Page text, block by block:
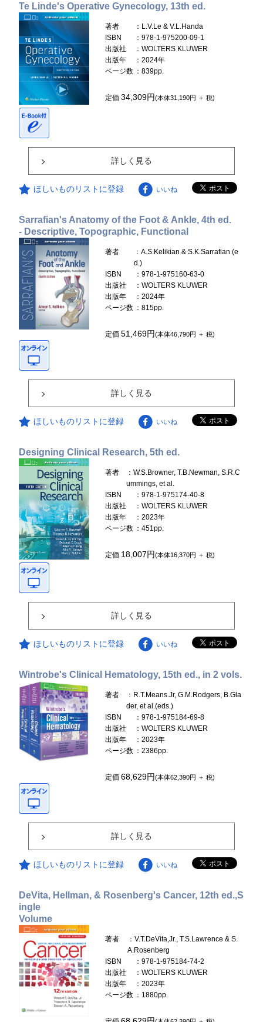
Te Linde's Operative Gynecology, 13th ed.
著者
：L.V.Le & V.L.Handa
ISBN
：978-1-975200-09-1
出版社
：WOLTERS KLUWER
出版年
：2024年
ページ数 ：839pp.
定価34,309円(本体31,190円 ＋ 税)
詳しく見る
ほしいものリストに登録 いいね
Sarrafian's Anatomy of the Foot & Ankle, 4th ed.
- Descriptive, Topographic, Functional
著者
：A.S.Kelikian & S.K.Sarrafian (e
d.)
ISBN
：978-1-975160-63-0
出版社
：WOLTERS KLUWER
出版年
：2024年
ページ数 ：815pp.
定価51,469円(本体46,790円 ＋ 税)
詳しく見る
ほしいものリストに登録 いいね
Designing Clinical Research, 5th ed.
著者
：W.S.Browner, T.B.Newman, S.R.C
ummings, et al.
ISBN
：978-1-975174-40-8
出版社
：WOLTERS KLUWER
出版年
：2023年
ページ数 ：451pp.
定価 18,007円(本体16,370円 ＋ 税)
詳しく見る
ほしいものリストに登録 いいね
Wintrobe's Clinical Hematology, 15th ed., in 2 vols.
著者
：R.T.Means.Jr, G.M.Rodgers, B.Gla
der, et al.(eds.)
ISBN
：978-1-975184-69-8
出版社
：WOLTERS KLUWER
出版年
：2023年
ページ数 ：2386pp.
定価68,629円(本体62,390円 ＋ 税)
詳しく見る
ほしいものリストに登録 いいね
DeVita, Hellman, & Rosenberg's Cancer, 12th ed.,S
ingle
Volume
著者
：V.T.DeVita,Jr., T.S.Lawrence & S.
A.Rosenberg
ISBN
：978-1-975184-74-2
出版社
：WOLTERS KLUWER
出版年
：2023年
ページ数 ：1880pp.